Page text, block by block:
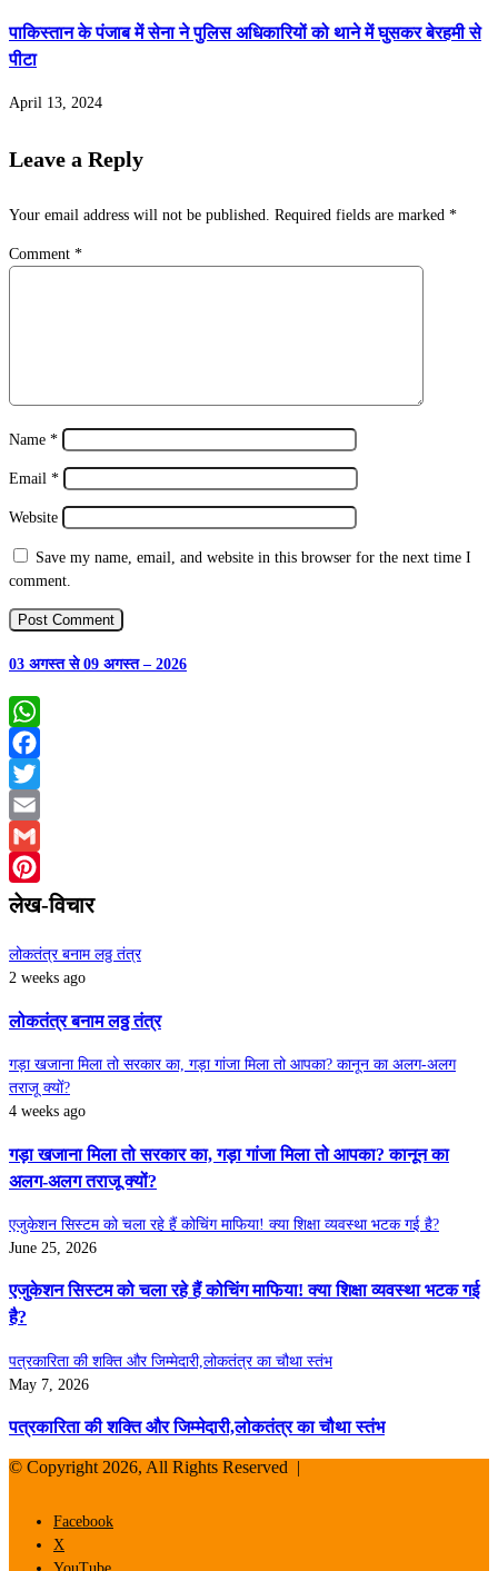
पाकिस्तान के पंजाब में सेना ने पुलिस अधिकारियों को थाने में घुसकर बेरहमी से
पीटा
April 13, 2024
Leave a Reply
Your email address will not be published. Required fields are marked *
Comment *
Name *
Email *
Website
Save my name, email, and website in this browser for the next time I
comment.
03 अगस्त से 09 अगस्त – 2026
WhatsApp
Facebook
Twitter
Email
Gmail
Pinterest
लेख-विचार
लोकतंत्र बनाम लठ्ठ तंत्र
2 weeks ago
लोकतंत्र बनाम लठ्ठ तंत्र
गड़ा खजाना मिला तो सरकार का, गड़ा गांजा मिला तो आपका? कानून का अलग-अलग
तराजू क्यों?
4 weeks ago
गड़ा खजाना मिला तो सरकार का, गड़ा गांजा मिला तो आपका? कानून का
अलग-अलग तराजू क्यों?
एजुकेशन सिस्टम को चला रहे हैं कोचिंग माफिया! क्या शिक्षा व्यवस्था भटक गई है?
June 25, 2026
एजुकेशन सिस्टम को चला रहे हैं कोचिंग माफिया! क्या शिक्षा व्यवस्था भटक गई
है?
पत्रकारिता की शक्ति और जिम्मेदारी,लोकतंत्र का चौथा स्तंभ
May 7, 2026
पत्रकारिता की शक्ति और जिम्मेदारी,लोकतंत्र का चौथा स्तंभ
© Copyright 2026, All Rights Reserved |
Facebook
X